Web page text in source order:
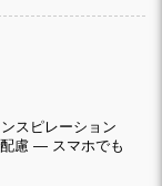
スピレーション
慮 — スマホでも